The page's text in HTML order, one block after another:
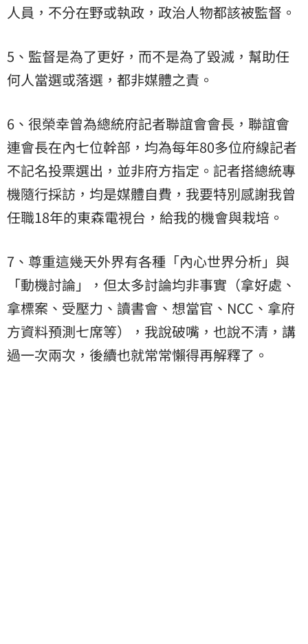
人員，不分在野或執政，政治人物都該被監督。
5、監督是為了更好，而不是為了毀滅，幫助任
何人當選或落選，都非媒體之責。
6、很榮幸曾為總統府記者聯誼會會長，聯誼會
連會長在內七位幹部，均為每年80多位府線記者
不記名投票選出，並非府方指定。記者搭總統專
機隨行採訪，均是媒體自費，我要特別感謝我曾
任職18年的東森電視台，給我的機會與栽培。
7、尊重這幾天外界有各種「內心世界分析」與
「動機討論」，但太多討論均非事實（拿好處、
拿標案、受壓力、讀書會、想當官、NCC、拿府
方資料預測七席等），我說破嘴，也說不清，講
過一次兩次，後續也就常常懶得再解釋了。